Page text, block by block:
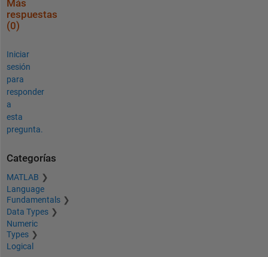
Más
respuestas
(0)
Iniciar
sesión
para
responder
a
esta
pregunta.
Categorías
MATLAB
Language
Fundamentals
Data Types
Numeric
Types
Logical